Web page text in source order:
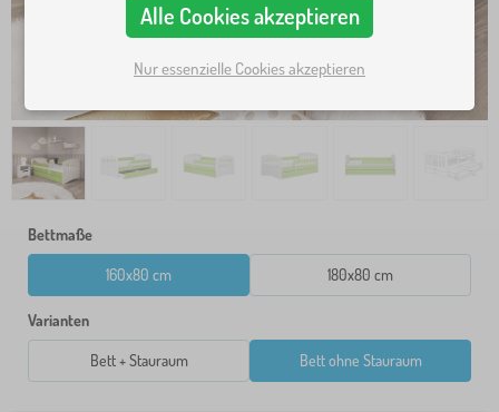
Bettmaße
160x80 cm 180x80 cm
Varianten
Bett + Stauraum Bett ohne Stauraum
Alle Cookies akzeptieren
Nur essenzielle Cookies akzeptieren